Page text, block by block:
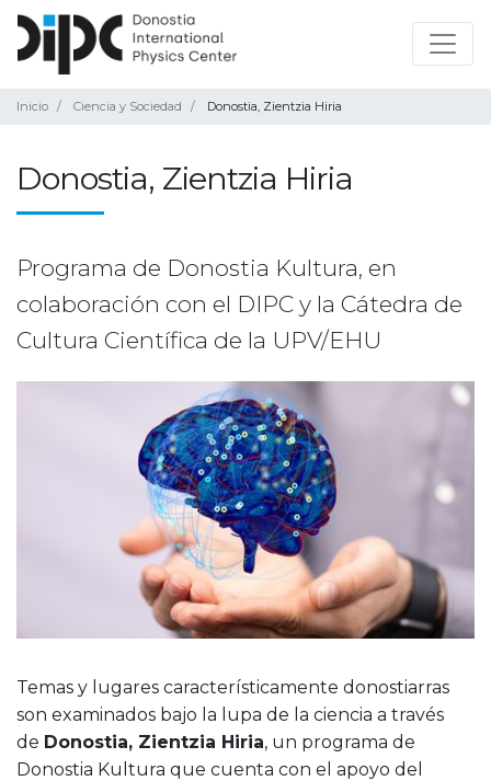
Inicio Ciencia y Sociedad Donostia, Zientzia Hiria
Donostia, Zientzia Hiria
Programa de Donostia Kultura, en
colaboración con el DIPC y la Cátedra de
Cultura Científica de la UPV/EHU
Temas y lugares característicamente donostiarras
son examinados bajo la lupa de la ciencia a través
de Donostia, Zientzia Hiria, un programa de
Donostia Kultura que cuenta con el apoyo del